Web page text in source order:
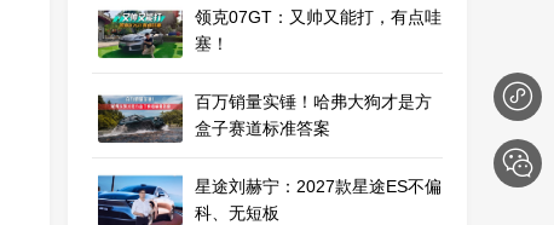
领克07GT：又帅又能打，有点哇
塞！
百万销量实锤！哈弗大狗才是方
盒子赛道标准答案
星途刘赫宁：2027款星途ES不偏
科、无短板